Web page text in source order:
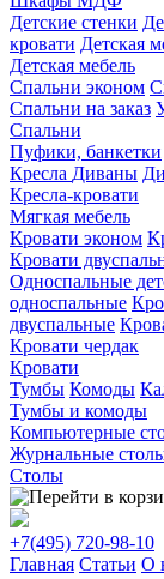
Детские стенки
кровати Детская
Детская мебель
Спальни эконом
Спальни на заказ
Спальни
Пуфики, банкетки
Кресла Диваны
Кресла-кровати
Мягкая мебель
Кровати эконом
Кровати
Односпальные
односпальные
двуспальные
Кровати чердак
Кровати
Тумбы Комоды
Тумбы и комоды
Компьютерные
Журнальные
Столы
+7(495) 720-98-10
Главная Статьи О